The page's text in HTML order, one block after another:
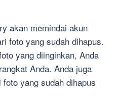
akan memindai akun
foto yang sudah dihapus.
yang diinginkan, Anda
Anda. Anda juga
yang sudah dihapus